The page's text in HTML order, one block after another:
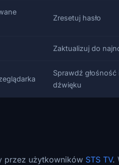
Zresetuj hasło
Zaktualizuj do
Sprawdź
dźwięku
przez użytkowników STS TV.